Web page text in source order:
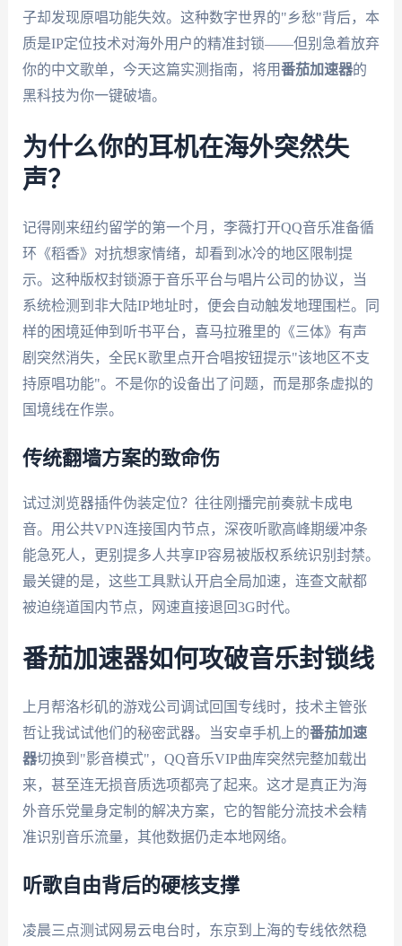
子却发现原唱功能失效。这种数字世界的"乡愁"背后，本
质是IP定位技术对海外用户的精准封锁——但别急着放弃
你的中文歌单，今天这篇实测指南，将用番茄加速器的
黑科技为你一键破墙。
为什么你的耳机在海外突然失
声？
记得刚来纽约留学的第一个月，李薇打开QQ音乐准备循
环《稻香》对抗想家情绪，却看到冰冷的地区限制提
示。这种版权封锁源于音乐平台与唱片公司的协议，当
系统检测到非大陆IP地址时，便会自动触发地理围栏。同
样的困境延伸到听书平台，喜马拉雅里的《三体》有声
剧突然消失，全民K歌里点开合唱按钮提示"该地区不支
持原唱功能"。不是你的设备出了问题，而是那条虚拟的
国境线在作祟。
传统翻墙方案的致命伤
试过浏览器插件伪装定位？往往刚播完前奏就卡成电
音。用公共VPN连接国内节点，深夜听歌高峰期缓冲条
能急死人，更别提多人共享IP容易被版权系统识别封禁。
最关键的是，这些工具默认开启全局加速，连查文献都
被迫绕道国内节点，网速直接退回3G时代。
番茄加速器如何攻破音乐封锁线
上月帮洛杉矶的游戏公司调试回国专线时，技术主管张
哲让我试试他们的秘密武器。当安卓手机上的番茄加速
器切换到"影音模式"，QQ音乐VIP曲库突然完整加载出
来，甚至连无损音质选项都亮了起来。这才是真正为海
外音乐党量身定制的解决方案，它的智能分流技术会精
准识别音乐流量，其他数据仍走本地网络。
听歌自由背后的硬核支撑
凌晨三点测试网易云电台时，东京到上海的专线依然稳